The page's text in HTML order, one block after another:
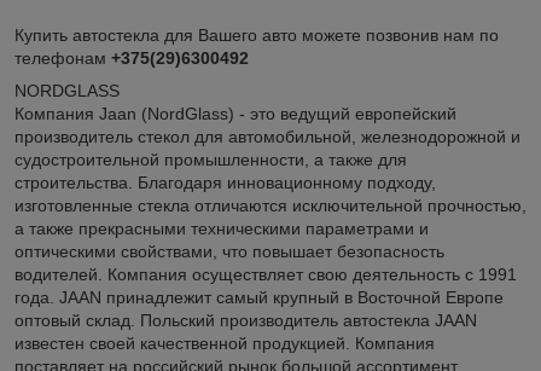
Купить автостекла для Вашего авто можете позвонив нам по
телефонам +375(29)6300492
NORDGLASS
Компания Jaan (NordGlass) - это ведущий европейский
производитель стекол для автомобильной, железнодорожной и
судостроительной промышленности, а также для
строительства. Благодаря инновационному подходу,
изготовленные стекла отличаются исключительной прочностью,
а также прекрасными техническими параметрами и
оптическими свойствами, что повышает безопасность
водителей. Компания осуществляет свою деятельность с 1991
года. JAAN принадлежит самый крупный в Восточной Европе
оптовый склад. Польский производитель автостекла JAAN
известен своей качественной продукцией. Компания
поставляет на российский рынок большой ассортимент